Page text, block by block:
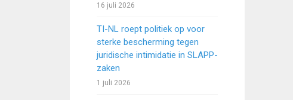
16 juli 2026
TI-NL roept politiek op voor
sterke bescherming tegen
juridische intimidatie in SLAPP-
zaken
1 juli 2026